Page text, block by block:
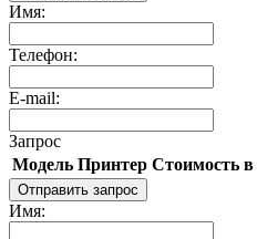
Имя:
Телефон:
E-mail:
Запрос
Модель Принтер Стоимость в
Отправить запрос
Имя: